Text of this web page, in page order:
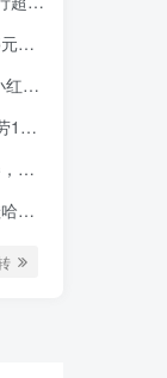
等
堡等
等
等
金等